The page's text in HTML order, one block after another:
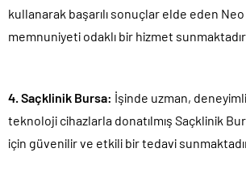
kullanarak başarılı sonuçlar elde eden
memnuniyeti odaklı bir hizmet sunmaktadır.
4. Saçklinik Bursa: İşinde uzman,
teknoloji cihazlarla donatılmış Saçklinik
için güvenilir ve etkili bir tedavi